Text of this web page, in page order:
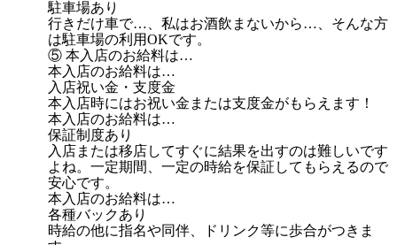
駐車場あり
行きだけ車で…、私はお酒飲まないから…、そんな方
は駐車場の利用OKです。
⑤ 本入店のお給料は…
本入店のお給料は…
入店祝い金・支度金
本入店時にはお祝い金または支度金がもらえます！
本入店のお給料は…
保証制度あり
入店または移店してすぐに結果を出すのは難しいです
よね。一定期間、一定の時給を保証してもらえるので
安心です。
本入店のお給料は…
各種バックあり
時給の他に指名や同伴、ドリンク等に歩合がつきま